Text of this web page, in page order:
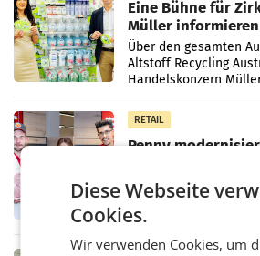
Eine Bühne für
Müller informieren
Kreislauffähigkeit
Über den gesamten
Altstoff Recycling
Handelskonzern
„Kreislauf-Helden“
Müller-Filialen
RETAIL
Penny
laufenden
erneuert Penny zwei
Oberösterreich. Die
in Haag sowie im rund
Diese Webseite
Cookies.
Wir verwenden Cookies, um